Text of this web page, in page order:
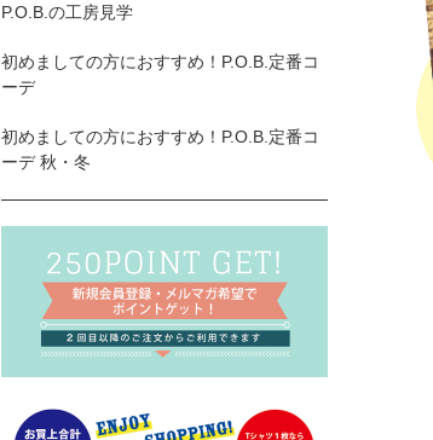
P.O.B.の工房見学
初めましての方におすすめ！P.O.B.定番コ
ーデ
初めましての方におすすめ！P.O.B.定番コ
ーデ 秋・冬